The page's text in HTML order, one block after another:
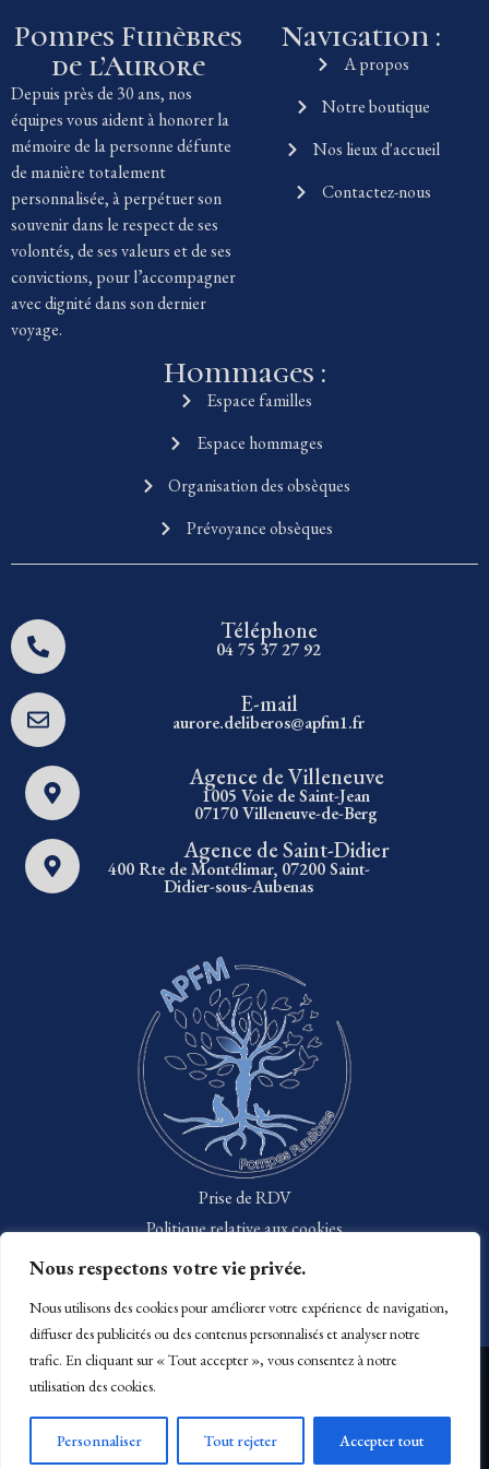
Nous respectons votre vie privée.
Nous utilisons des cookies pour améliorer votre expérience de navigation,
diffuser des publicités ou des contenus personnalisés et analyser notre
trafic. En cliquant sur « Tout accepter », vous consentez à notre
utilisation des cookies.
Personnaliser Tout rejeter Accepter tout
Pompes Funèbres
de l’Aurore
Depuis près de 30 ans, nos
équipes vous aident à honorer la
mémoire de la personne défunte
de manière totalement
personnalisée, à perpétuer son
souvenir dans le respect de ses
volontés, de ses valeurs et de ses
convictions, pour l’accompagner
avec dignité dans son dernier
voyage.
Navigation :
A propos
Notre boutique
Nos lieux d'accueil
Contactez-nous
Hommages :
Espace familles
Espace hommages
Organisation des obsèques
Prévoyance obsèques
Téléphone
04 75 37 27 92
E-mail
aurore.deliberos@apfm1.fr
Agence de Villeneuve
1005 Voie de Saint-Jean
07170 Villeneuve-de-Berg
Agence de Saint-Didier
400 Rte de Montélimar, 07200 Saint-
Didier-sous-Aubenas
Prise de RDV
Politique relative aux cookies
Politique de confidentialité